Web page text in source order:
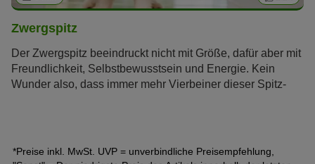
Zwergspitz
Der Zwergspitz beeindruckt nicht mit Größe, dafür aber mit
Freundlichkeit, Selbstbewusstsein und Energie. Kein
Wunder also, dass immer mehr Vierbeiner dieser Spitz-
*Preise inkl. MwSt. UVP = unverbindliche Preisempfehlung,